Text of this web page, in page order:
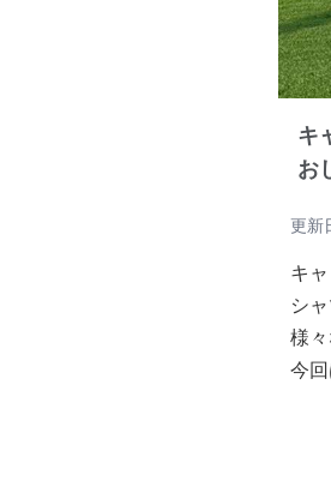
キ
お
更新
キ
シ
様
今